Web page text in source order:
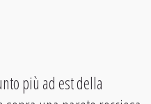
più ad est della